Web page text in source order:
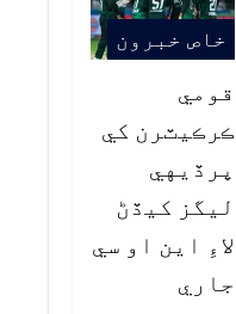
خاص خبرون
قومي
ڪرڪيٽرن کي
پرڏيهي
ليگز کيڏڻ
لاءِ اين او سي
جاري